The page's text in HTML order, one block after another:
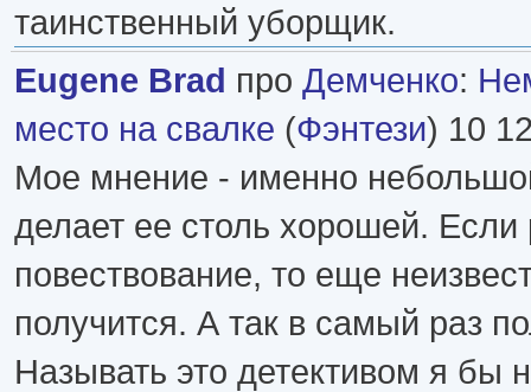
таинственный уборщик.
Eugene Brad про Демченко:
место на свалке (Фэнтези) 10
Мое мнение - именно
делает ее столь хорошей. Если
повествование, то еще
получится. А так в самый раз
Называть это детективом я бы